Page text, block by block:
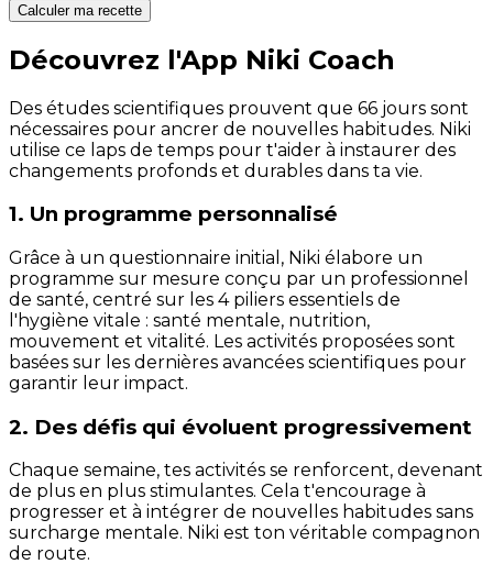
Calculer ma recette
Découvrez l'App Niki Coach
Des études scientifiques prouvent que 66 jours sont
nécessaires pour ancrer de nouvelles habitudes. Niki
utilise ce laps de temps pour t'aider à instaurer des
changements profonds et durables dans ta vie.
1. Un programme personnalisé
Grâce à un questionnaire initial, Niki élabore un
programme sur mesure conçu par un professionnel
de santé, centré sur les 4 piliers essentiels de
l'hygiène vitale : santé mentale, nutrition,
mouvement et vitalité. Les activités proposées sont
basées sur les dernières avancées scientifiques pour
garantir leur impact.
2. Des défis qui évoluent progressivement
Chaque semaine, tes activités se renforcent, devenant
de plus en plus stimulantes. Cela t'encourage à
progresser et à intégrer de nouvelles habitudes sans
surcharge mentale. Niki est ton véritable compagnon
de route.